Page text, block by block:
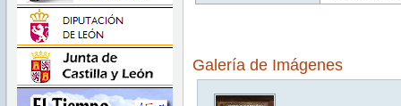
Galería de Imágenes